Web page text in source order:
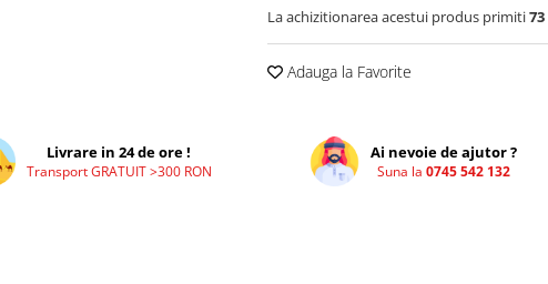
La achizitionarea acestui produs primiti73
Adauga la Favorite
Livrare in 24 de ore !
Transport GRATUIT >300 RON
Ai nevoie de ajutor ?
Suna la 0745 542 132